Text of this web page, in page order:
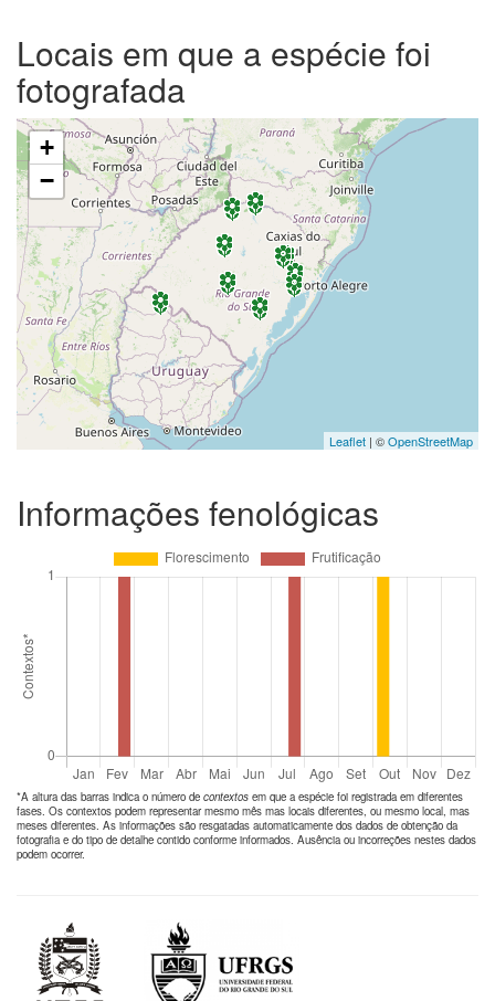
Locais em que a espécie foi
fotografada
+
−
Leaflet | ©OpenStreetMap
Informações fenológicas
*A altura das barras indica o número de contextos em que a espécie foi registrada em diferentes
fases. Os contextos podem representar mesmo mês mas locais diferentes, ou mesmo local, mas
meses diferentes. As informações são resgatadas automaticamente dos dados de obtenção da
fotografia e do tipo de detalhe contido conforme informados. Ausência ou incorreções nestes dados
podem ocorrer.